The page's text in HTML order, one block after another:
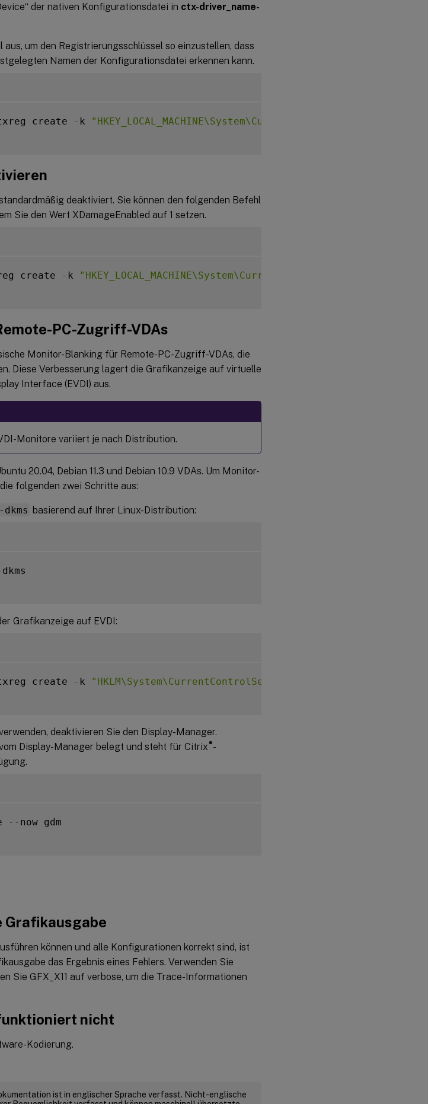
der nativen Konfigurationsdatei in ctx-driver_name-
um den Registrierungsschlüssel so einzustellen, dass
Namen der Konfigurationsdatei erkennen kann.
create - k
deaktiviert. Sie können den folgenden Befehl
Sie den Wert XDamageEnabled auf 1 setzen.
create - k
PC-Zugriff-VDAs
Monitor-Blanking für Remote-PC-Zugriff-VDAs, die
Diese Verbesserung lagert die Grafikanzeige auf virtuelle
Interface (EVDI) aus.
Monitore variiert je nach Distribution.
20.04, Debian 11.3 und Debian 10.9 VDAs. Um Monitor-
folgenden zwei Schritte aus:
basierend auf Ihrer Linux-Distribution:
dkms
Grafikanzeige auf EVDI:
create - k "HKLM\System\CurrentControlSet\Control\Citrix\Thinwire"
deaktivieren Sie den Display-Manager.
Display-Manager belegt und steht für Citrix®-
-- now gdm
Grafikausgabe
können und alle Konfigurationen korrekt sind, ist
das Ergebnis eines Fehlers. Verwenden Sie
Sie GFX_X11 auf verbose, um die Trace-Informationen
nicht
Kodierung.
ist in englischer Sprache verfasst. Nicht-englische